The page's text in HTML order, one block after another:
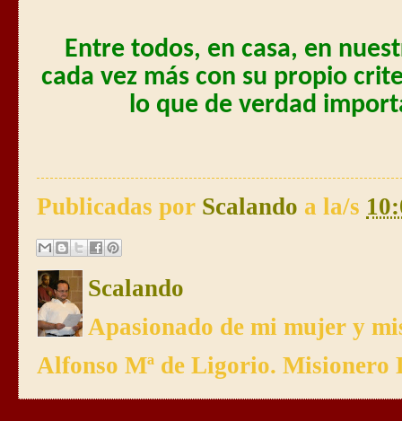
Entre todos, en casa, en
cada vez más con su propio
lo que de verdad
Publicadas por Scalando a la/s
Scalando
Apasionado de mi mujer y
Alfonso Mª de Ligorio. Misionero